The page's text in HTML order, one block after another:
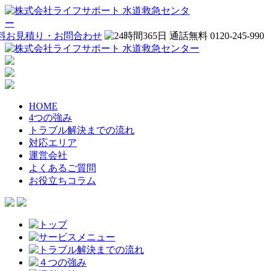
HOME
4つの強み
トラブル解決までの流れ
対応エリア
運営会社
よくあるご質問
お役立ちコラム